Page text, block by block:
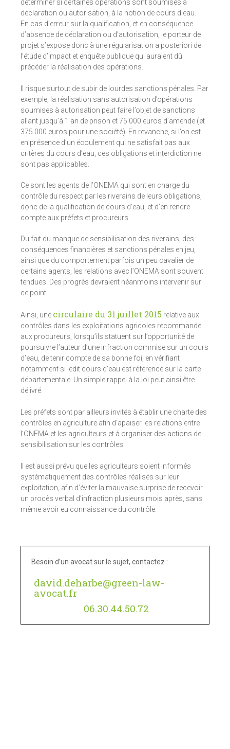
déterminer si certaines opérations sont soumises à
déclaration ou autorisation, à la notion de cours d’eau.
En cas d’erreur sur la qualification, et en conséquence
d’absence de déclaration ou d’autorisation, le porteur de
projet s’expose donc à une régularisation a posteriori de
l’étude d’impact et enquête publique qui auraient dû
précéder la réalisation des opérations.
Il risque surtout de subir de lourdes sanctions pénales. Par
exemple, la réalisation sans autorisation d’opérations
soumises à autorisation peut faire l’objet de sanctions
allant jusqu’à 1 an de prison et 75.000 euros d’amende (et
375.000 euros pour une société). En revanche, si l’on est
en présence d’un écoulement qui ne satisfait pas aux
critères du cours d’eau, ces obligations et interdiction ne
sont pas applicables.
Ce sont les agents de l’ONEMA qui sont en charge du
contrôle du respect par les riverains de leurs obligations,
donc de la qualification de cours d’eau, et d’en rendre
compte aux préfets et procureurs.
Du fait du manque de sensibilisation des riverains, des
conséquences financières et sanctions pénales en jeu,
ainsi que du comportement parfois un peu cavalier de
certains agents, les relations avec l’ONEMA sont souvent
tendues. Des progrès devraient néanmoins intervenir sur
ce point.
Ainsi, une circulaire du 31 juillet 2015 relative aux
contrôles dans les exploitations agricoles recommande
aux procureurs, lorsqu’ils statuent sur l’opportunité de
poursuivre l’auteur d’une infraction commise sur un cours
d’eau, de tenir compte de sa bonne foi, en vérifiant
notamment si ledit cours d’eau est référencé sur la carte
départementale. Un simple rappel à la loi peut ainsi être
délivré.
Les préfets sont par ailleurs invités à établir une charte des
contrôles en agriculture afin d’apaiser les relations entre
l’ONEMA et les agriculteurs et à organiser des actions de
sensibilisation sur les contrôles.
Il est aussi prévu que les agriculteurs soient informés
systématiquement des contrôles réalisés sur leur
exploitation, afin d’éviter la mauvaise surprise de recevoir
un procès verbal d’infraction plusieurs mois après, sans
même avoir eu connaissance du contrôle.
Besoin d’un avocat sur le sujet, contactez :
david.deharbe@green-law-
avocat.fr
06.30.44.50.72